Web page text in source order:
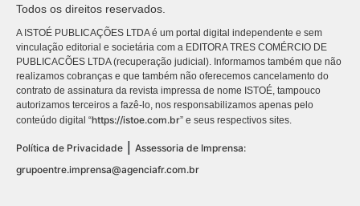
Todos os direitos reservados.
A ISTOÉ PUBLICAÇÕES LTDA é um portal digital independente e sem
vinculação editorial e societária com a EDITORA TRES COMÉRCIO DE
PUBLICACÕES LTDA (recuperação judicial). Informamos também que não
realizamos cobranças e que também não oferecemos cancelamento do
contrato de assinatura da revista impressa de nome ISTOÉ, tampouco
autorizamos terceiros a fazê-lo, nos responsabilizamos apenas pelo
conteúdo digital “https://istoe.com.br” e seus respectivos sites.
Política de Privacidade
Assessoria de Imprensa:
grupoentre.imprensa@agenciafr.com.br